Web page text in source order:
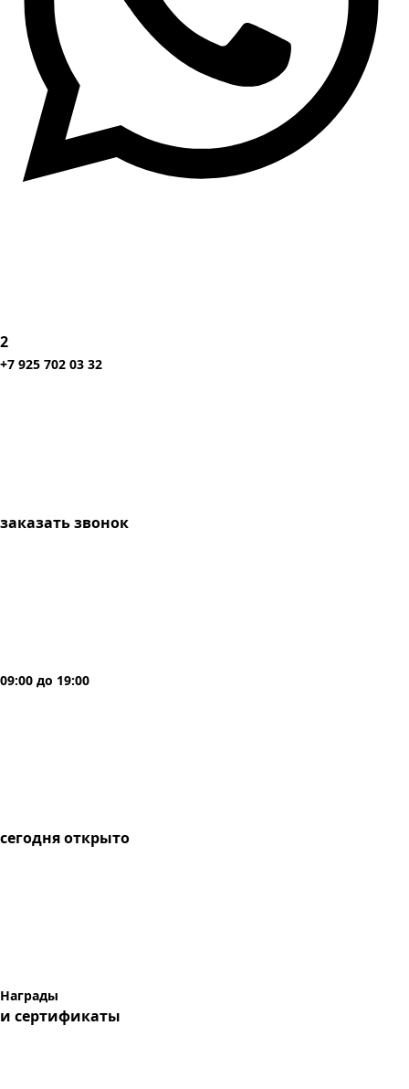
2
+7 925 702 03 32
заказать звонок
09:00 до 19:00
сегодняоткрыто
Награды
и сертификаты